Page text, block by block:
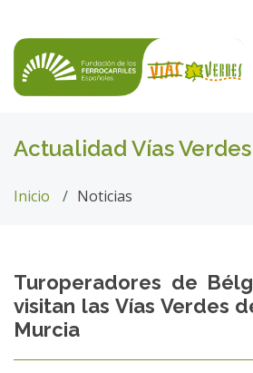
Actualidad Vías Verdes
Inicio Noticias
Turoperadores de
visitan las Vías Verdes
Murcia